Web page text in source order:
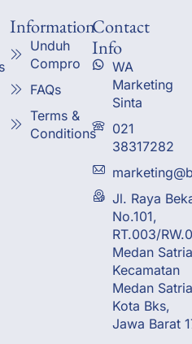
Information
Unduh
Compro
FAQs
Terms &
Conditions
Contact
Info
WA
Marketing
Sinta
021
38317282
Jl. Raya
No.101,
RT.003/
Medan
Kecamatan
Medan
Kota Bks,
Jawa Barat